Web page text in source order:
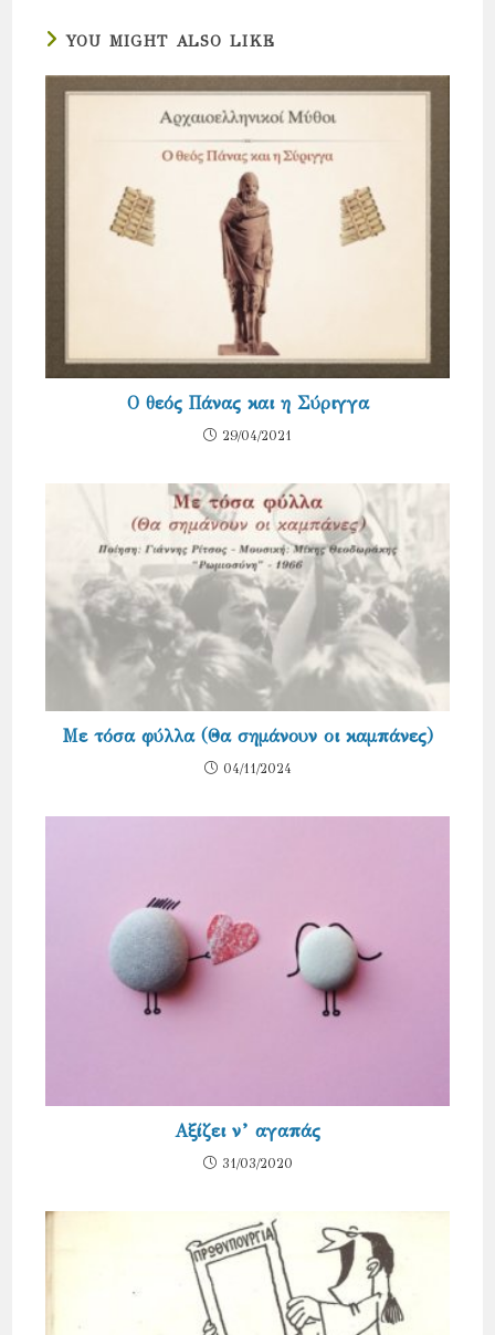
YOU MIGHT ALSO LIKE
Ο θεός Πάνας και η Σύριγγα
29/04/2021
Με τόσα φύλλα (Θα σημάνουν οι καμπάνες)
04/11/2024
Αξίζει ν’ αγαπάς
31/03/2020